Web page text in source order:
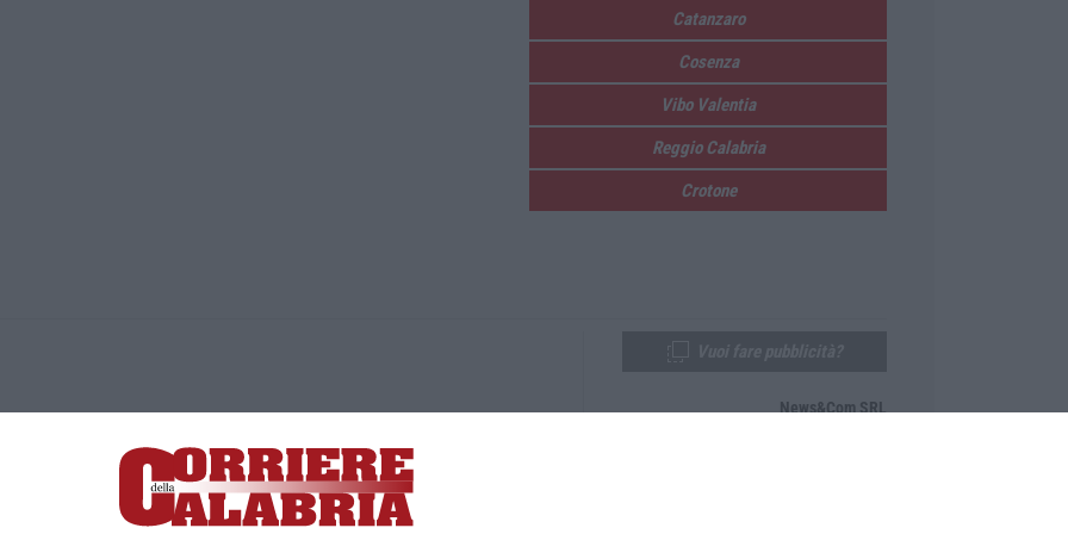
Catanzaro
Cosenza
Vibo Valentia
Reggio Calabria
Crotone
Lamezia Terme (CZ)
responsabile Paola Militano |Privacy
News&Com SRL